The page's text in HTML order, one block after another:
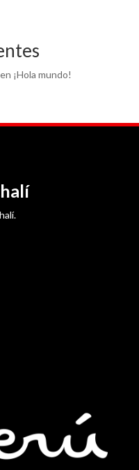
en ¡Hola mundo!